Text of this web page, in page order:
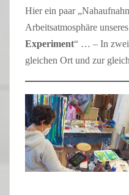
Hier ein paar
Arbeitsatmosphäre
Experiment“ … – In zwei
gleichen Ort und zur